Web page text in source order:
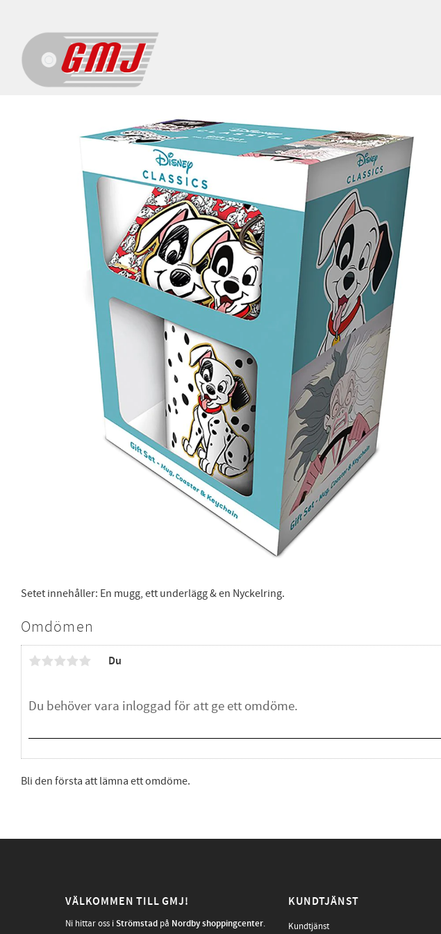
Setet innehåller: En mugg, ett underlägg & en Nyckelring.
Omdömen
Du
Bli den första att lämna ett omdöme.
VÄLKOMMEN TILL GMJ!
Ni hittar oss iStrömstad på Nordby shoppingcenter.
KUNDTJÄNST
Kundtjänst